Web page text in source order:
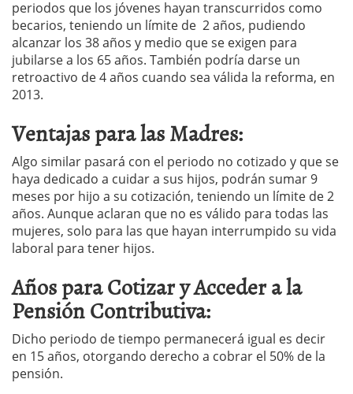
periodos que los jóvenes hayan transcurridos como
becarios, teniendo un límite de 2 años, pudiendo
alcanzar los 38 años y medio que se exigen para
jubilarse a los 65 años. También podría darse un
retroactivo de 4 años cuando sea válida la reforma, en
2013.
Ventajas para las Madres:
Algo similar pasará con el periodo no cotizado y que se
haya dedicado a cuidar a sus hijos, podrán sumar 9
meses por hijo a su cotización, teniendo un límite de 2
años. Aunque aclaran que no es válido para todas las
mujeres, solo para las que hayan interrumpido su vida
laboral para tener hijos.
Años para Cotizar y Acceder a la
Pensión Contributiva:
Dicho periodo de tiempo permanecerá igual es decir
en 15 años, otorgando derecho a cobrar el 50% de la
pensión.